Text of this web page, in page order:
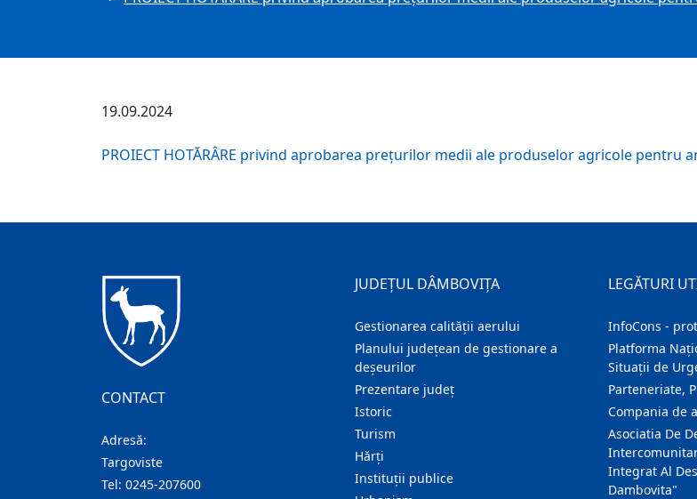
19.09.2024
PROIECT HOTĂRÂRE privind aprobarea preţurilor medii ale produselor agricole pentru
CONTACT
Adresă:
Targoviste
Tel: 0245-207600
JUDEȚUL DÂMBOVIȚA
Gestionarea calității aerului
Planului județean de gestionare a
deșeurilor
Prezentare judeţ
Istoric
Turism
Hărţi
Instituţii publice
LEGĂTURI
InfoCons -
Platforma
Situații de
Parteneriate,
Compania de
Asociatia De
Integrat Al
Dambovita"